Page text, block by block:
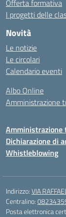
Offerta formativa
I progetti delle
Novità
Le notizie
Le circolari
Calendario eventi
Albo Online
Amministrazione
Amministrazione
Dichiarazione di
Whistleblowing
Indirizzo:VIA
Centralino:
Posta elettronica